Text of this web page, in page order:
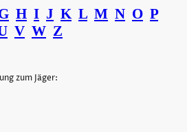
H I J K L M N O P
V W Z
zum Jäger: